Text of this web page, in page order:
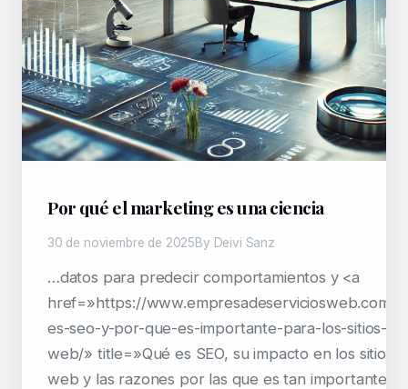
Por qué el marketing es una ciencia
30 de noviembre de 2025By Deivi Sanz
…datos para predecir comportamientos y <a
href=»https://www.empresadeserviciosweb.com/
es-seo-y-por-que-es-importante-para-los-sitios-
web/» title=»Qué es SEO, su impacto en los sitios
web y las razones por las que es tan importante